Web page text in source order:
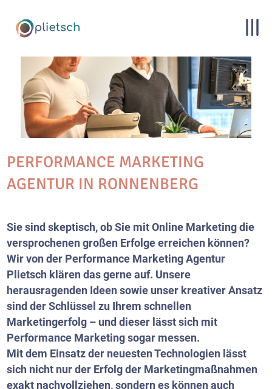
PERFORMANCE MARKETING
AGENTUR IN RONNENBERG
Sie sind skeptisch, ob Sie mit Online Marketing die
versprochenen großen Erfolge erreichen können?
Wir von der Performance Marketing Agentur
Plietsch klären das gerne auf. Unsere
herausragenden Ideen sowie unser kreativer Ansatz
sind der Schlüssel zu Ihrem schnellen
Marketingerfolg – und dieser lässt sich mit
Performance Marketing sogar messen.
Mit dem Einsatz der neuesten Technologien lässt
sich nicht nur der Erfolg der Marketingmaßnahmen
exakt nachvollziehen, sondern es können auch